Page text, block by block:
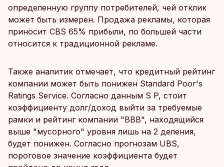
определенную группу потребителей, чей отклик
может быть измерен. Продажа рекламы, которая
приносит CBS 65% прибыли, по большей части
относится к традиционной рекламе.
Также аналитик отмечает, что кредитный рейтинг
компании может быть понижен Standard Poor's
Ratings Service. Согласно данным S P, стоит
коэффициенту долг/доход выйти за требуемые
рамки и рейтинг компании "ВВВ", находящийся
выше "мусорного" уровня лишь на 2 деления,
будет понижен. Согласно прогнозам UBS,
пороговое значение коэффициента будет